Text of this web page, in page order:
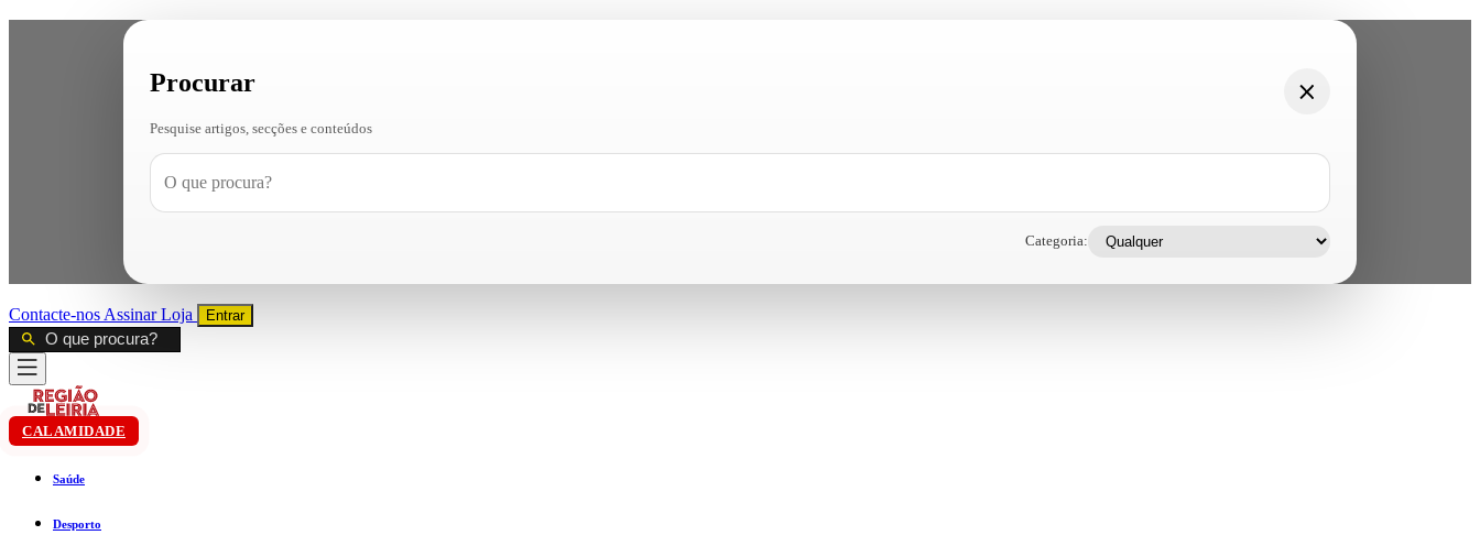
Procurar
Pesquise artigos, secções e conteúdos
Categoria:
Contacte-nos AssinarLoja Entrar
CALAMIDADE
Saúde
Desporto